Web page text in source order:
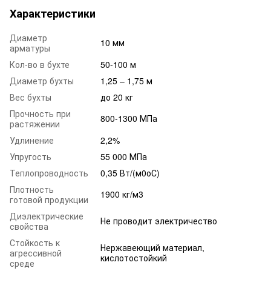
Характеристики
Диаметр
арматуры
10 мм
Кол-во в бухте
50-100 м
Диаметр бухты
1,25 – 1,75 м
Вес бухты
до 20 кг
Прочность при
растяжении
800-1300 МПа
Удлинение
2,2%
Упругость
55 000 МПа
Теплопроводность
0,35 Вт/(м0оС)
Плотность
готовой продукции
1900 кг/м3
Диэлектрические
свойства
Не проводит электричество
Стойкость к
агрессивной
среде
Нержавеющий материал,
кислотостойкий